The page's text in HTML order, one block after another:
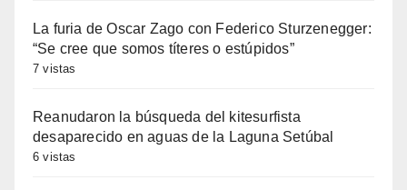
La furia de Oscar Zago con Federico Sturzenegger:
“Se cree que somos títeres o estúpidos”
7 vistas
Reanudaron la búsqueda del kitesurfista
desaparecido en aguas de la Laguna Setúbal
6 vistas